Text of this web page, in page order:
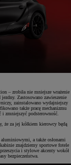
– zrobiła nie mniejsze wrażenie
Zastosowano zawieszenie
zainstalowano wydajniejszy
także pracę mechanizmu
i zmniejszyć podsterowność.
że za jej kółkiem kierowcy będą
a także osłonami
znajdziemy sportowe fotele
i stylowe akcenty wokół
bezpieczeństwa.